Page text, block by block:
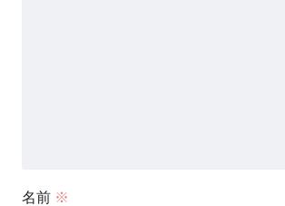
名前 ※